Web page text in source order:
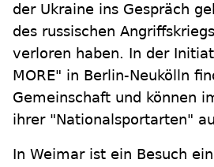
der Ukraine ins Gespräch
des russischen
verloren haben. In der
MORE" in Berlin-Neukölln
Gemeinschaft und können
ihrer "Nationalsportarten"
In Weimar ist ein Besuch